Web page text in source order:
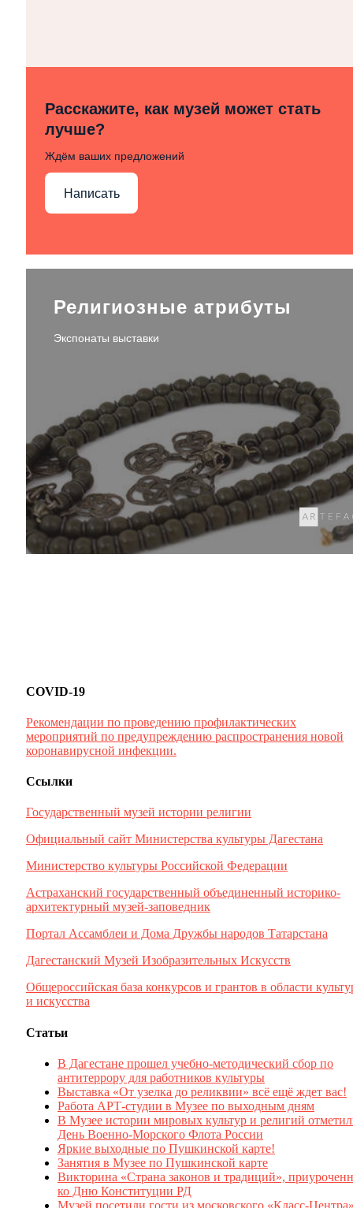
Расскажите, как музей может стать
лучше?
Ждём ваших предложений
Написать
Религиозные атрибуты
Экспонаты выставки
COVID-19
Рекомендации по проведению профилактических
мероприятий по предупреждению распространения новой
коронавирусной инфекции.
Ссылки
Государственный музей истории религии
Официальный сайт Министерства культуры Дагестана
Министерство культуры Российской Федерации
Астраханский государственный объединенный историко-
архитектурный музей-заповедник
Портал Ассамблеи и Дома Дружбы народов Татарстана
Дагестанский Музей Изобразительных Искусств
Общероссийская база конкурсов и грантов в области
и искусства
Статьи
В Дагестане прошел учебно-методический сбор по
антитеррору для работников культуры
Выставка «От узелка до реликвии» всё ещё ждет вас!
Работа АРТ-студии в Музее по выходным дням
В Музее истории мировых культур и религий
День Военно-Морского Флота России
Яркие выходные по Пушкинской карте!
Занятия в Музее по Пушкинской карте
Викторина «Страна законов и традиций»,
ко Дню Конституции РД
Музей посетили гости из московского «Класс-